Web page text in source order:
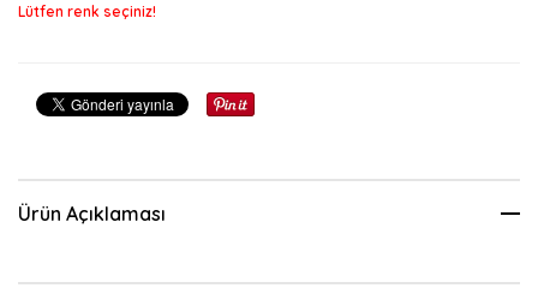
Lütfen renk seçiniz!
Ürün Açıklaması